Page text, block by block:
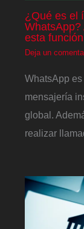
¿Qué es el
esta
Deja un
WhatsApp
mensajería
global.
realizar